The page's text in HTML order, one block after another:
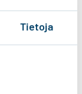
Tietoja